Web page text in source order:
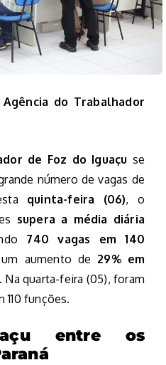
do Trabalhador
de Foz do Iguaçu se
número de vagas de
quinta-feira (06), o
supera a média diária
740 vagas em 140
aumento de 29% em
. Na quarta-feira (05), foram
110 funções.
entre os